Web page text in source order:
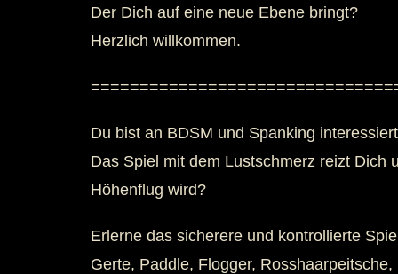
Der Dich auf eine neue Ebene bringt?
Herzlich willkommen.
Du bist an BDSM und Spanking
Das Spiel mit dem Lustschmerz reizt Dich
Höhenflug wird?
Erlerne das sicherere und kontrollierte
Gerte, Paddle, Flogger,